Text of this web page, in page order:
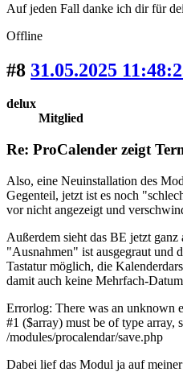
Auf jeden Fall danke ich dir für
Offline
#8 31.05.2025
delux
Mitglied
Re: ProCalender zeigt
Also, eine Neuinstallation des
Gegenteil, jetzt ist es noch
vor nicht angezeigt und
Außerdem sieht das BE jetzt ganz
"Ausnahmen" ist ausgegraut und
Tastatur möglich, die
damit auch keine Mehrfach-
Errorlog: There was an unknown
#1 ($array) must be of type array,
/modules/procalendar/save.php
Dabei lief das Modul ja auf